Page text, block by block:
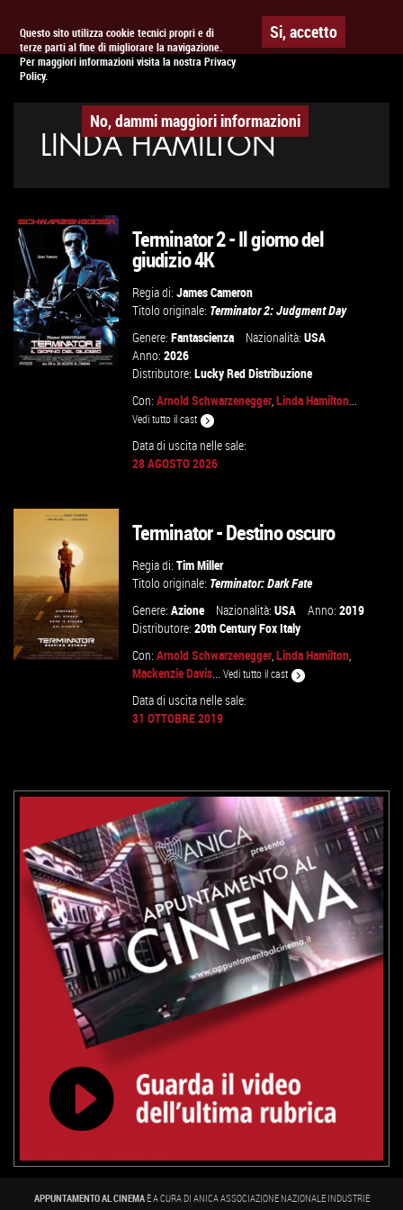
Questo sito utilizza cookie tecnici propri e di
terze parti al fine di migliorare la navigazione.
Per maggiori informazioni visita la nostra Privacy
Policy.
Si, accetto
No, dammi maggiori informazioni
APPUNTAMENTO AL CINEMA
LINDA HAMILTON
Terminator 2 - Il giorno del
giudizio 4K
Regia di:James Cameron
Titolo originale: Terminator 2: Judgment Day
Genere:Fantascienza Nazionalità:USA
Anno:2026
Distributore:Lucky Red Distribuzione
Con:Arnold Schwarzenegger,Linda Hamilton...
Vedi tutto il cast
Data di uscita nelle sale:
28 AGOSTO 2026
Terminator - Destino oscuro
Regia di:Tim Miller
Titolo originale: Terminator: Dark Fate
Genere:Azione Nazionalità:USA Anno:2019
Distributore:20th Century Fox Italy
Con:Arnold Schwarzenegger,Linda Hamilton,
Mackenzie Davis...Vedi tutto il cast
Data di uscita nelle sale:
31 OTTOBRE 2019
APPUNTAMENTO AL CINEMAÈ A CURA DI ANICA ASSOCIAZIONE NAZIONALE INDUSTRIE